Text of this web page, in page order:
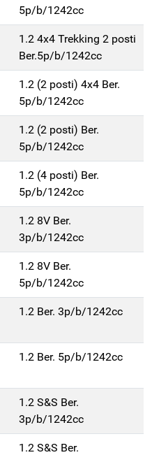
5p/b/1242cc
1.2 4x4 Trekking 2 posti
Ber.5p/b/1242cc
1.2 (2 posti) 4x4 Ber.
5p/b/1242cc
1.2 (2 posti) Ber.
5p/b/1242cc
1.2 (4 posti) Ber.
5p/b/1242cc
1.2 8V Ber.
3p/b/1242cc
1.2 8V Ber.
5p/b/1242cc
1.2 Ber. 3p/b/1242cc
1.2 Ber. 5p/b/1242cc
1.2 S&S Ber.
3p/b/1242cc
1.2 S&S Ber.